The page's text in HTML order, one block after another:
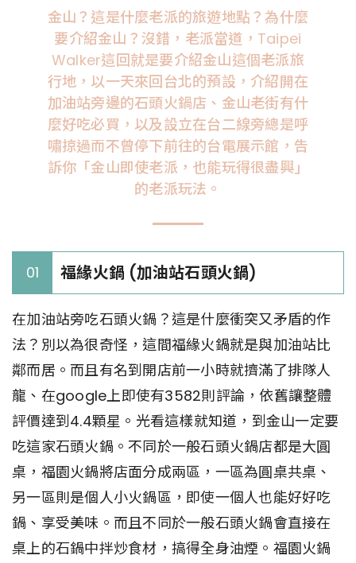
金山？這是什麼老派的旅遊地點？為什麼
要介紹金山？沒錯，老派當道，Taipei
Walker這回就是要介紹金山這個老派旅
行地，以一天來回台北的預設，介紹開在
加油站旁邊的石頭火鍋店、金山老街有什
麼好吃必買，以及設立在台二線旁總是呼
嘯掠過而不曾停下前往的台電展示館，告
訴你「金山即使老派，也能玩得很盡興」
的老派玩法。
01 福緣火鍋 (加油站石頭火鍋)
在加油站旁吃石頭火鍋？這是什麼衝突又矛盾的作
法？別以為很奇怪，這間福緣火鍋就是與加油站比
鄰而居。而且有名到開店前一小時就擠滿了排隊人
龍、在google上即使有3582則評論，依舊讓整體
評價達到4.4顆星。光看這樣就知道，到金山一定要
吃這家石頭火鍋。不同於一般石頭火鍋店都是大圓
桌，福園火鍋將店面分成兩區，一區為圓桌共桌、
另一區則是個人小火鍋區，即使一個人也能好好吃
鍋、享受美味。而且不同於一般石頭火鍋會直接在
桌上的石鍋中拌炒食材，搞得全身油煙。福園火鍋